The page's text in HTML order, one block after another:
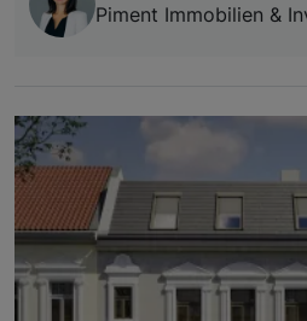
Piment Immobilien &